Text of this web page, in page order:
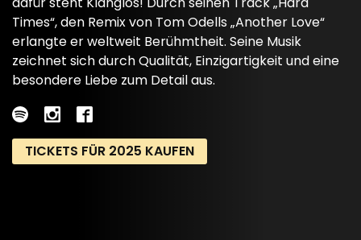
Times“, den Remix von Tom Odells „Another Love“
erlangte er weltweit Berühmtheit. Seine Musik
zeichnet sich durch Qualität, Einzigartigkeit und eine
besondere Liebe zum Detail aus.
TICKETS FÜR 2025 KAUFEN